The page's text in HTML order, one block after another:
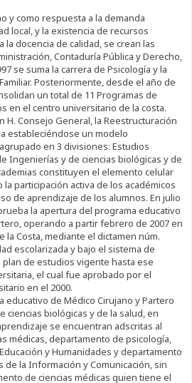
y como respuesta a la demanda
local, y la existencia de recursos
la docencia de calidad, se crean las
Contaduría Pública y Derecho,
se suma la carrera de Psicología y la
Posteriormente, desde el año de
un total de 11 Programas de
en el centro universitario de la costa.
H. Consejo General, la Reestructuración
estableciéndose un modelo
en 3 divisiones: Estudios
Ingenierías y de ciencias biológicas y de
constituyen el elemento celular
participación activa de los académicos
de aprendizaje de los alumnos. En julio
la apertura del programa educativo
operando a partir febrero de 2007 en
la Costa, mediante el dictamen núm.
escolarizada y bajo el sistema de
de estudios vigente hasta ese
el cual fue aprobado por el
en el 2000.
educativo de Médico Cirujano y Partero
ciencias biológicas y de la salud, en
se encuentran adscritas al
médicas, departamento de psicología,
y Humanidades y departamento
de la Información y Comunicación, sin
de ciencias médicas quien tiene el